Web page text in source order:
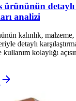
detaylı
analizi
kalınlık, malzeme,
detaylı
kullanım kolaylığı